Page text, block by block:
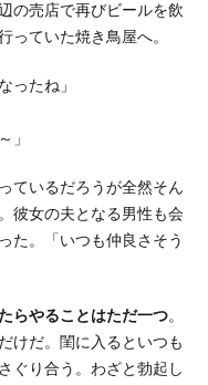
の売店で再びビールを飲
っていた焼き鳥屋へ。
ったね」
」
ているだろうが全然そん
彼女の夫となる男性も会
た。「いつも仲良さそう
らやることはただ一つ。
けだ。閨に入るといつも
ぐり合う。わざと勃起し